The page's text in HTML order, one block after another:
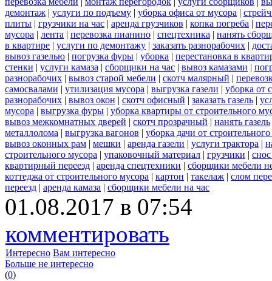
демонтаж | услуги по подъему | уборка офиса от мусора |
плиты | грузчики на час | аренда грузчиков | копка погреба |
мусора | лента | перевозка пианино | спецтехника | нанять
в квартире | услуги по демонтажу | заказать разнорабочих |
вывоз газелью | погрузка фуры | уборка | перестановка в
стенки | услуги камаза | сборщики на час | вывоз камазами |
разнорабочих | вывоз старой мебели | скотч малярный |
самосвалами | утилизация мусора | выгрузка газели | уборка от
разнорабочих | вывоз окон | скотч офисный | заказать газель |
мусора | выгрузка фуры | уборка квартиры от строительного
вывоз межкомнатных дверей | скотч прозрачный | нанять газель
металлолома | выгрузка вагонов | уборка дачи от
вывоз оконных рам | мешки | аренда газели | услуги трактора |
строительного мусора | упаковочный материал | грузчики |
квартирный переезд | аренда спецтехники | сборщики мебели
коттеджа от строительного мусора | картон | такелаж | слом
переезд | аренда камаза | сборщики мебели на час
01.08.2017 в 07:54
комментировать
Интересно Вам интересно
Больше не интересно
(0)